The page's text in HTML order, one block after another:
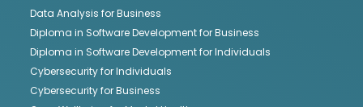
Data Analysis for Business
Diploma in Software Development for Business
Diploma in Software Development for Individuals
Cybersecurity for Individuals
Cybersecurity for Business